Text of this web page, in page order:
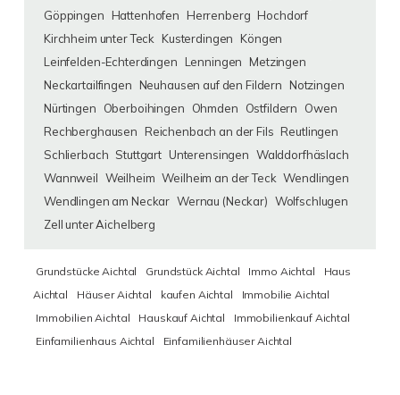
Göppingen
Hattenhofen Herrenberg Hochdorf
Kirchheim unter Teck
Kusterdingen
Köngen
Leinfelden-Echterdingen
Lenningen
Metzingen
Neckartailfingen
Neuhausen auf den Fildern
Notzingen
Nürtingen
Oberboihingen Ohmden Ostfildern
Owen
Rechberghausen
Reichenbach an der Fils Reutlingen
Schlierbach Stuttgart Unterensingen Walddorfhäslach
Wannweil Weilheim Weilheim an der Teck Wendlingen
Wendlingen am Neckar Wernau (Neckar) Wolfschlugen
Zell unter Aichelberg
Grundstücke Aichtal Grundstück Aichtal Immo Aichtal
Haus
Aichtal
Häuser Aichtal kaufen Aichtal
Immobilie Aichtal
Immobilien Aichtal
Hauskauf Aichtal
Immobilienkauf Aichtal
Einfamilienhaus Aichtal
Einfamilienhäuser Aichtal